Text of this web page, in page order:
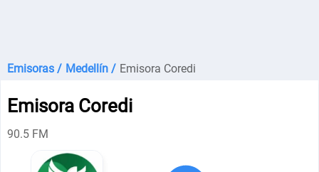
Emisoras / Medellín / Emisora Coredi
Emisora Coredi
90.5 FM